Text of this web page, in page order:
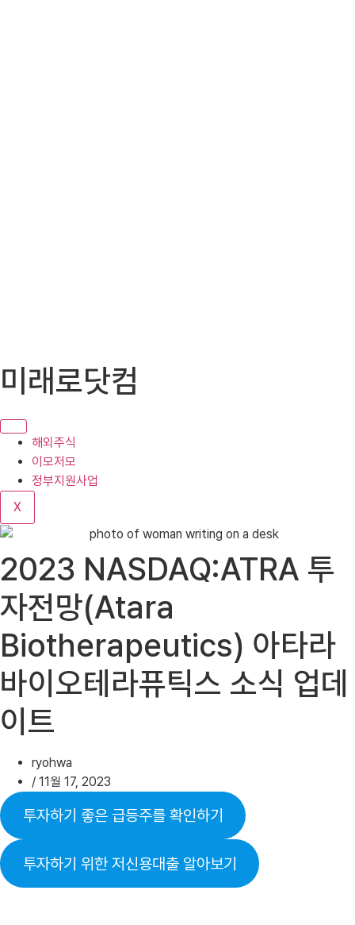
텐
로
기
미래로닷컴
해외주식
이모저모
정부지원사업
X
2023 NASDAQ:ATRA 투
자전망(Atara
Biotherapeutics) 아타라
바이오테라퓨틱스 소식 업데
이트
ryohwa
/ 11월 17, 2023
투자하기 좋은 급등주를 확인하기
투자하기 위한 저신용대출 알아보기